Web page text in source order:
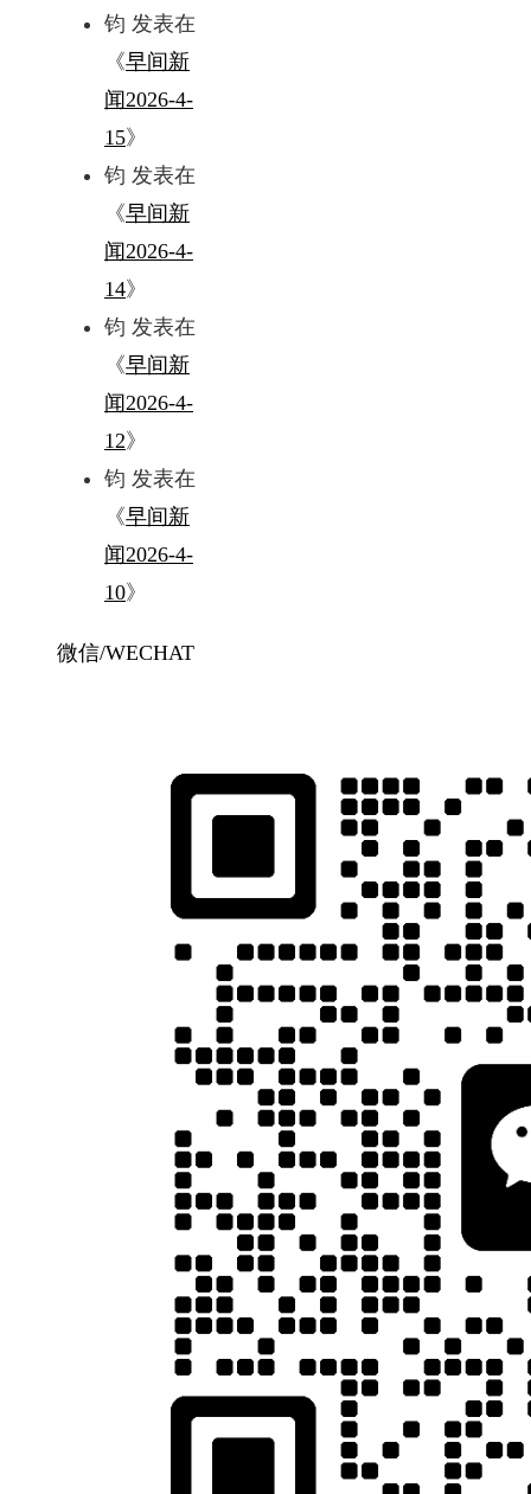
钧 发表在
《早间新
闻2026-4-
15》
钧 发表在
《早间新
闻2026-4-
14》
钧 发表在
《早间新
闻2026-4-
12》
钧 发表在
《早间新
闻2026-4-
10》
微信/WECHAT